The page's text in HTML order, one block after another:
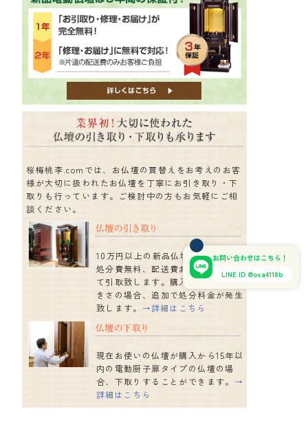
桜梅桃李.comでは、お仏壇の買替えをお考えのお客
様が大切に扱われたお仏壇を丁寧にお引き取り・下
取りも行っています。ご検討中の方もお気軽にご相
談ください。
10万円以上の新品仏壇を購入の場合
処分費無料、配送費お客様ご負担に
て引取致します。購入仏壇以上の大
きさの場合、追加で処分料金が発生
致します。 →詳細はこちら
現在お使いの仏壇が購入から15年以
内の電動厨子扉タイプの仏壇の場
合、下取りすることができます。 →
詳細はこちら
お問い合わせはこちら！
LINE ID @osa4118b